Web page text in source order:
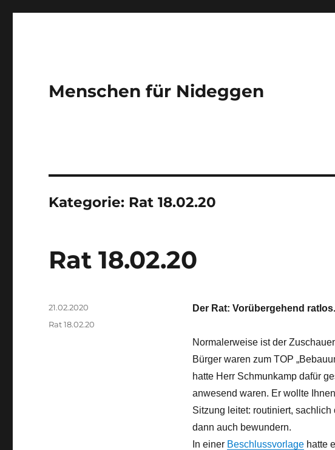
Menschen für Nideggen
Kategorie: Rat 18.02.20
Rat 18.02.20
Der Rat: Vorübergehend ratlos.
Normalerweise ist der
Bürger waren zum TOP
hatte Herr Schmunkamp dafür
anwesend waren. Er wollte
Sitzung leitet: routiniert,
dann auch bewundern.
In einer Beschlussvorlagehatte
Veröffentlicht
21.02.2020
Kategorien
Rat 18.02.20